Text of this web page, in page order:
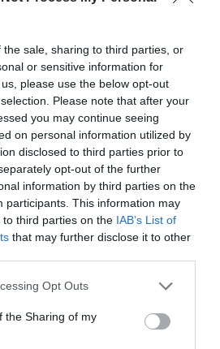
sale, sharing to third parties, or
or sensitive information for
please use the below opt-out
Please note that after your
you may continue seeing
on personal information utilized by
disclosed to third parties prior to
opt-out of the further
information by third parties on the
participants. This information may
third parties on the IAB’s List of
that may further disclose it to other
Opt Outs
the Sharing of my
5284800, 210 5284851 – 853 & 854
στοGoogle News
ειδήσεις
νέαγια την Τέχνη και τον
❯